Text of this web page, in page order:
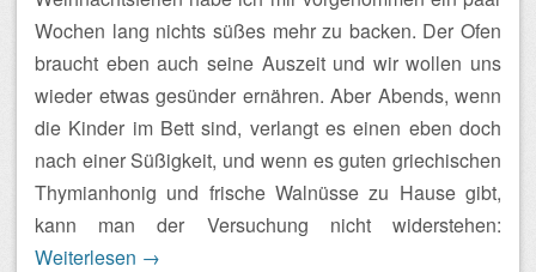
Wochen lang nichts süßes mehr zu backen. Der Ofen
braucht eben auch seine Auszeit und wir wollen uns
wieder etwas gesünder ernähren. Aber Abends, wenn
die Kinder im Bett sind, verlangt es einen eben doch
nach einer Süßigkeit, und wenn es guten griechischen
Thymianhonig und frische Walnüsse zu Hause gibt,
kann man der Versuchung nicht widerstehen:
Weiterlesen →